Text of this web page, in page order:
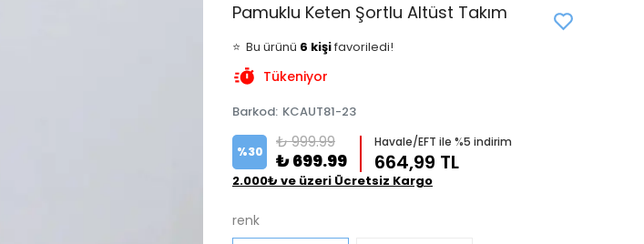
Pamuklu Keten Şortlu Altüst Takım
inceliyor!
⭐️ Bu ürünü 6 kişifavoriledi!
🛒 5 kişisepetine ekledi!
Bugün 3 adet
Tükeniyor
Barkod: KCAUT81-23
%30 ₺ 999.99
₺ 699.99
Havale/EFT ile %5 indirim
664,99 TL
2.000₺ ve üzeri Ücretsiz Kargo
renk